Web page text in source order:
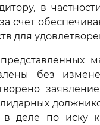
в
счет
для
без
в деле по иску